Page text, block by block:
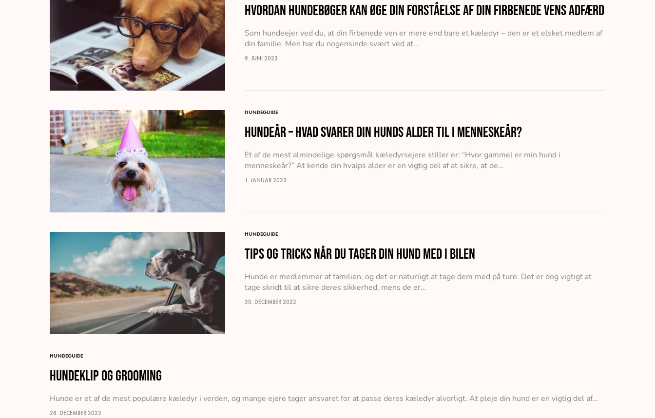
Hvordan Hundebøger kan øge din forståelse af din firbenede vens adfærd
Som hundeejer ved du, at din firbenede ven er mere end bare et kæledyr – den er et elsket medlem af
din familie. Men har du nogensinde svært ved at…
9. JUNI 2023
HUNDEGUIDE
Hundeår – Hvad svarer din hunds alder til i menneskeår?
Et af de mest almindelige spørgsmål kæledyrsejere stiller er: “Hvor gammel er min hund i
menneskeår?” At kende din hvalps alder er en vigtig del af at sikre, at de…
1. JANUAR 2023
HUNDEGUIDE
Tips og tricks når du tager din hund med i bilen
Hunde er medlemmer af familien, og det er naturligt at tage dem med på ture. Det er dog vigtigt at
tage skridt til at sikre deres sikkerhed, mens de er…
30. DECEMBER 2022
HUNDEGUIDE
Hundeklip og grooming
Hunde er et af de mest populære kæledyr i verden, og mange ejere tager ansvaret for at passe deres kæledyr alvorligt. At pleje din hund er en vigtig del af…
28. DECEMBER 2022